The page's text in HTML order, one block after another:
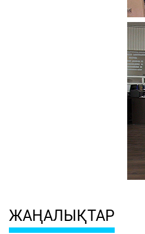
ЖАҢАЛЫҚТАР